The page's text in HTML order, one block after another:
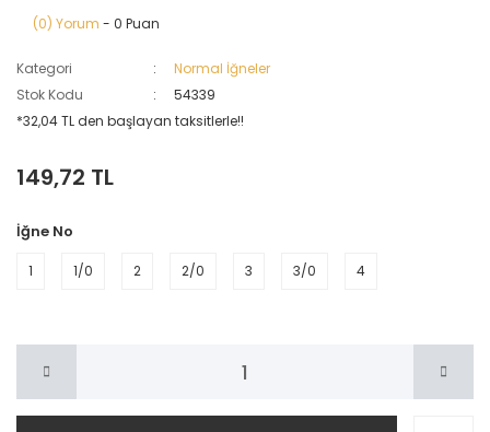
(0) Yorum - 0 Puan
Kategori
Normal İğneler
Stok Kodu
54339
*32,04 TL den başlayan taksitlerle!!
149,72 TL
İğne No
1 1/0 2 2/0 3 3/0 4